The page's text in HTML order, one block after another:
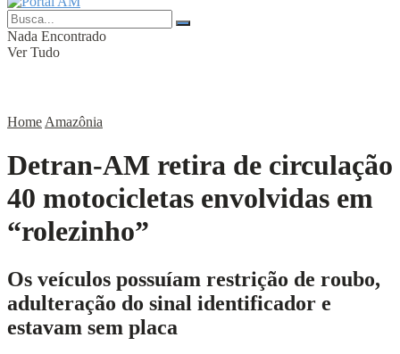
Nada Encontrado
Ver Tudo
Home Amazônia
Detran-AM retira de circulação
40 motocicletas envolvidas em
“rolezinho”
Os veículos possuíam restrição de roubo,
adulteração do sinal identificador e
estavam sem placa